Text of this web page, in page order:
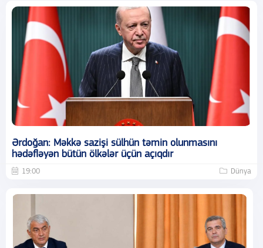
Ərdoğan: Məkkə sazişi sülhün təmin olunmasını
hədəfləyən bütün ölkələr üçün açıqdır
19:00 Dünya